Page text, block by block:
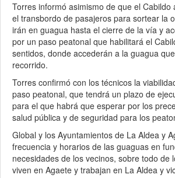
Torres informó asimismo de que el Cabildo
el transbordo de pasajeros para sortear la
irán en guagua hasta el cierre de la vía y
por un paso peatonal que habilitará el
sentidos, donde accederán a la guagua
recorrido.
Torres confirmó con los técnicos la
paso peatonal, que tendrá un plazo de
para el que habrá que esperar por los
salud pública y de seguridad para los
Global y los Ayuntamientos de La Aldea y
frecuencia y horarios de las guaguas en
necesidades de los vecinos, sobre todo de
viven en Agaete y trabajan en La Aldea y